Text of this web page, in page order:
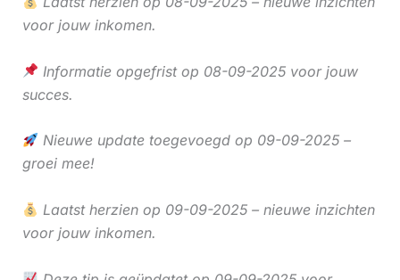
voor jouw inkomen.
Informatie opgefrist op 08-09-2025 voor jouw
succes.
Nieuwe update toegevoegd op 09-09-2025 –
groei mee!
Laatst herzien op 09-09-2025 – nieuwe inzichten
voor jouw inkomen.